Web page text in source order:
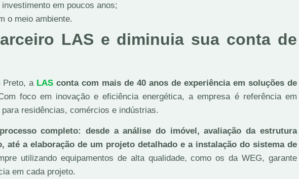
em poucos anos;
o meio ambiente.
LAS e diminuia sua conta de
Preto, a LASconta com mais de 40 anos de experiência em soluções de
foco em inovação e eficiência energética, a empresa é referência em
residências, comércios e indústrias.
completo: desde a análise do imóvel, avaliação da estrutura
até a elaboração de um projeto detalhado e a instalação do sistema de
utilizando equipamentos de alta qualidade, como os da WEG, garante
em cada projeto.